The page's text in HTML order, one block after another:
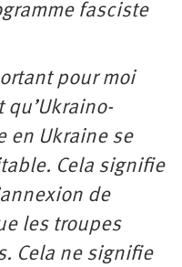
fasciste
pour moi
en Ukraine se
Cela signifie
de
les troupes
Cela ne signifie